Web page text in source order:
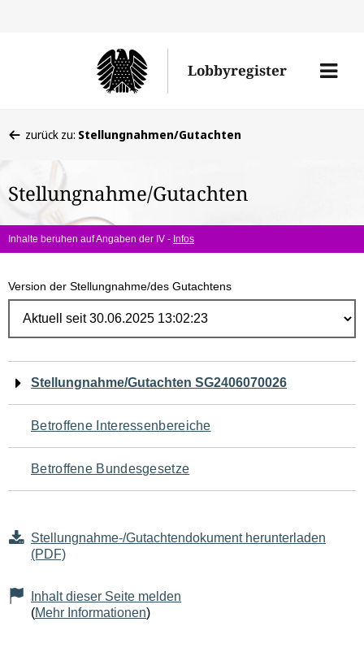
Lobbyregister
Menü
befinden
hier:
zurück zu: Stellungnahmen/Gutachten
Stellungnahme/Gutachten
Inhalte beruhen auf Angaben der IV - Infos
Version der Stellungnahme/des Gutachtens
Navigation
für
den
Seiteninhalt
Stellungnahme/Gutachten SG2406070026
Betroffene Interessenbereiche
Betroffene Bundesgesetze
Stellungnahme-/Gutachtendokument herunterladen
(PDF)
Inhalt dieser Seite melden
(Mehr Informationen)